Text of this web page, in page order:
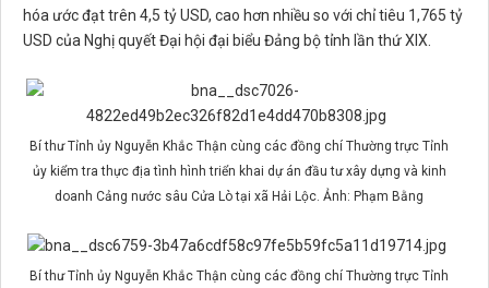
hóa ước đạt trên 4,5 tỷ USD, cao hơn nhiều so với chỉ tiêu 1,765 tỷ
USD của Nghị quyết Đại hội đại biểu Đảng bộ tỉnh lần thứ XIX.
Bí thư Tỉnh ủy Nguyễn Khắc Thận cùng các đồng chí Thường trực Tỉnh
ủy kiểm tra thực địa tình hình triển khai dự án đầu tư xây dựng và kinh
doanh Cảng nước sâu Cửa Lò tại xã Hải Lộc. Ảnh: Phạm Bằng
Bí thư Tỉnh ủy Nguyễn Khắc Thận cùng các đồng chí Thường trực Tỉnh